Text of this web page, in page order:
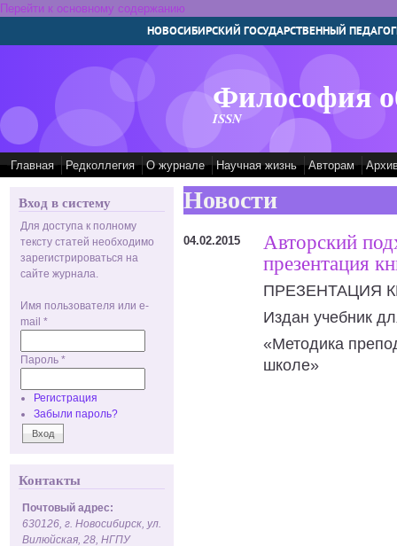
Перейти к основному содержанию
НОВОСИБИРСКИЙ ГОСУДАРСТВЕННЫЙ
Философия
ISSN
Главная Редколлегия О журнале Научная жизнь Авторам
Вход в систему
Для доступа к полному
тексту статей необходимо
зарегистрироваться на
сайте журнала.
Имя пользователя или e-
mail *
Пароль *
Регистрация
Забыли пароль?
Контакты
Почтовый адрес:
630126, г. Новосибирск, ул.
Вилюйская, 28, НГПУ
Новости
04.02.2015
Авторский
презентация
ПРЕЗЕНТАЦИЯ
Издан учебник
«Методика
школе»